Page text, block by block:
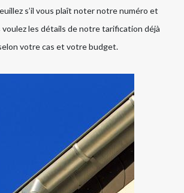
s’il vous plaît noter notre numéro et
voulez les détails de notre tarification déjà
votre cas et votre budget.